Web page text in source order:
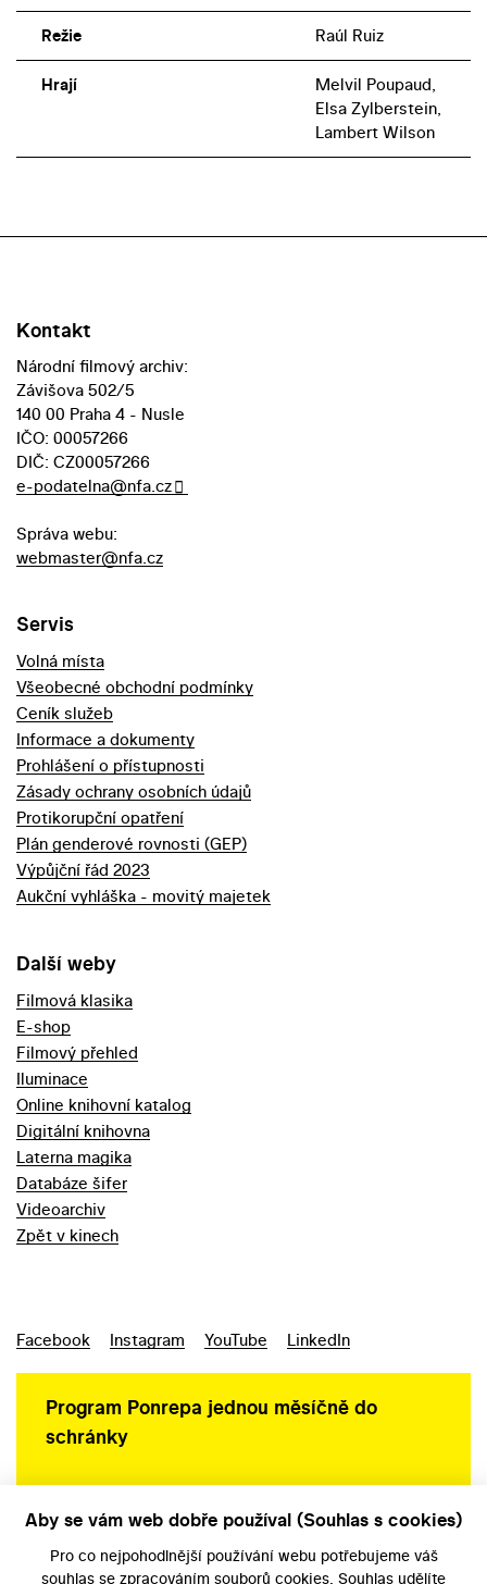
Režie Raúl Ruiz
Hrají
Melvil Poupaud,
Elsa Zylberstein,
Lambert Wilson
Kontakt
Národní filmový archiv:
Závišova 502/5
140 00 Praha 4 - Nusle
IČO: 00057266
DIČ: CZ00057266
e-podatelna@nfa.cz
Správa webu:
webmaster@nfa.cz
Servis
Volná místa
Všeobecné obchodní podmínky
Ceník služeb
Informace a dokumenty
Prohlášení o přístupnosti
Zásady ochrany osobních údajů
Protikorupční opatření
Plán genderové rovnosti (GEP)
Výpůjční řád 2023
Aukční vyhláška - movitý majetek
Další weby
Filmová klasika
E-shop
Filmový přehled
Iluminace
Online knihovní katalog
Digitální knihovna
Laterna magika
Databáze šifer
Videoarchiv
Zpět v kinech
Facebook Instagram YouTube LinkedIn
Program Ponrepa jednou měsíčně do
schránky
Aby se vám web dobře používal (Souhlas s cookies)
Pro co nejpohodlnější používání webu potřebujeme váš
souhlas se zpracováním souborů cookies. Souhlas udělíte